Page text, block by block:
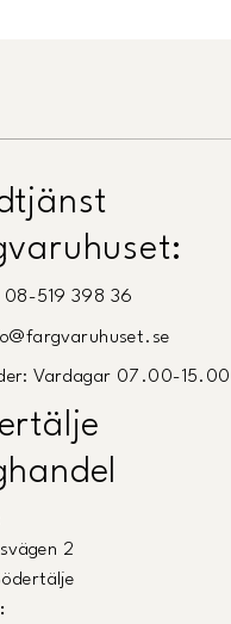
08-519 398 36
Vardagar 07.00-15.00
2